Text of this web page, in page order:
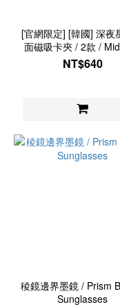
[官網限定] [韓國] 深夜
面磁吸卡夾 / 2款 /
Starry MagSafe Card
NT$640
稜鏡邊界墨鏡 / Prism
Sunglasses